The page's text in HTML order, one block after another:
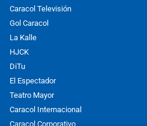
Caracol Televisión
Gol Caracol
La Kalle
HJCK
DiTu
El Espectador
Teatro Mayor
Caracol Internacional
Caracol Corporativo